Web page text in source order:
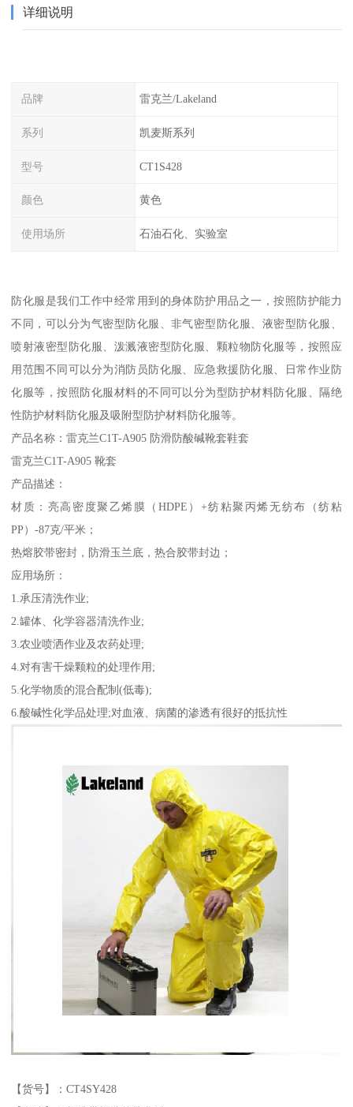
详细说明
品牌 雷克兰/Lakeland
系列 凯麦斯系列
型号 CT1S428
颜色 黄色
使用场所 石油石化、实验室
防化服是我们工作中经常用到的身体防护用品之一，按照防护能力
不同，可以分为气密型防化服、非气密型防化服、液密型防化服、
喷射液密型防化服、泼溅液密型防化服、颗粒物防化服等，按照应
用范围不同可以分为消防员防化服、应急救援防化服、日常作业防
化服等，按照防化服材料的不同可以分为型防护材料防化服、隔绝
性防护材料防化服及吸附型防护材料防化服等。
产品名称：雷克兰C1T-A905 防滑防酸碱靴套鞋套
雷克兰C1T-A905 靴套
产品描述：
材质：亮高密度聚乙烯膜（HDPE）+纺粘聚丙烯无纺布（纺粘
PP）-87克/平米；
热熔胶带密封，防滑玉兰底，热合胶带封边；
应用场所：
1.承压清洗作业;
2.罐体、化学容器清洗作业;
3.农业喷洒作业及农药处理;
4.对有害干燥颗粒的处理作用;
5.化学物质的混合配制(低毒);
6.酸碱性化学品处理;对血液、病菌的渗透有很好的抵抗性
【货号】：CT4SY428